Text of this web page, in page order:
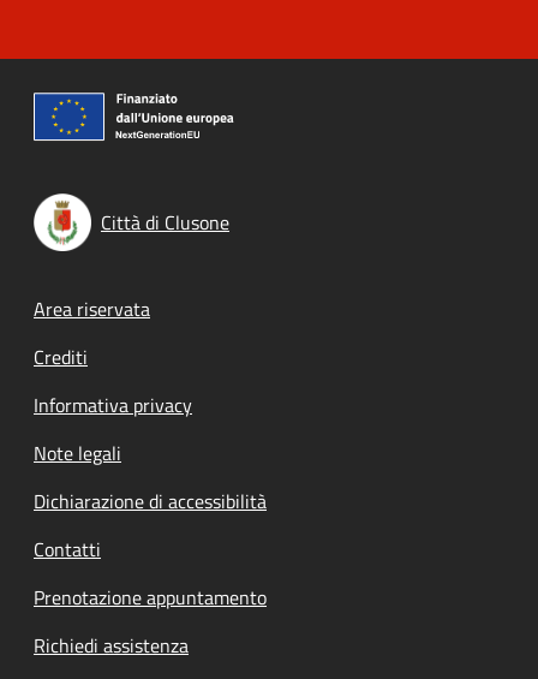
Città di Clusone
Footer menu
Area riservata
Crediti
Informativa privacy
Note legali
Dichiarazione di accessibilità
Contatti
Prenotazione appuntamento
Richiedi assistenza